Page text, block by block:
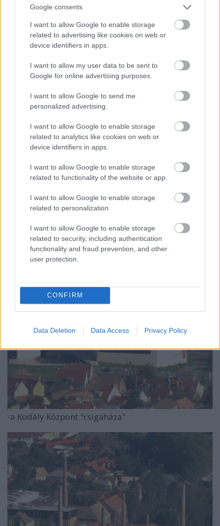
Google consents
I want to allow Google to enable storage
related to advertising like cookies on web or
device identifiers in apps.
I want to allow my user data to be sent to
Google for online advertising purposes.
I want to allow Google to send me
personalized advertising.
I want to allow Google to enable storage
related to analytics like cookies on web or
device identifiers in apps.
I want to allow Google to enable storage
related to functionality of the website or app.
I want to allow Google to enable storage
related to personalization.
I want to allow Google to enable storage
related to security, including authentication
functionality and fraud prevention, and other
user protection.
CONFIRM
Data Deletion Data Access Privacy Policy
-az egyetem jogi karának hatalmas főépülete,
mögötte a Dohánygyár és a vasúton túli iparterület
-a belváros nyugati szélén álló Ágoston-templom (a
Mindenszentek templom (a kisebb). Utóbbi mögött a
Pécsi Kesztyűgyár "felhőkarcolója".
-a Kodály Központ "csigaháza"